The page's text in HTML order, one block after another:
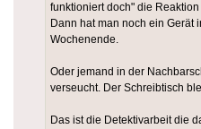
funktioniert doch" die
Dann hat man noch ein Gerät
Wochenende.
Oder jemand in der
verseucht. Der Schreibtisch
Das ist die Detektivarbeit die